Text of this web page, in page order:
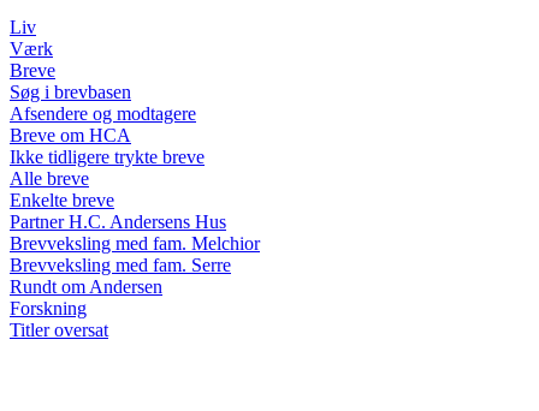
Liv
Værk
Breve
Søg i brevbasen
Afsendere og modtagere
Breve om HCA
Ikke tidligere trykte breve
Alle breve
Enkelte breve
Partner H.C. Andersens Hus
Brevveksling med fam. Melchior
Brevveksling med fam. Serre
Rundt om Andersen
Forskning
Titler oversat